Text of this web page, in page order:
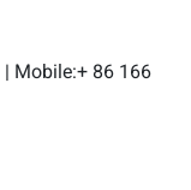
| Mobile:+ 86 166